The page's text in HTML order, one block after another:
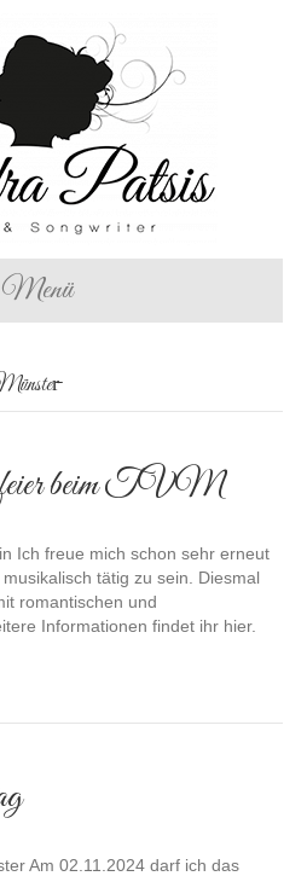
Menü
beim TVM
Ich freue mich schon sehr erneut
tätig zu sein. Diesmal
romantischen und
Informationen findet ihr hier.
Am 02.11.2024 darf ich das